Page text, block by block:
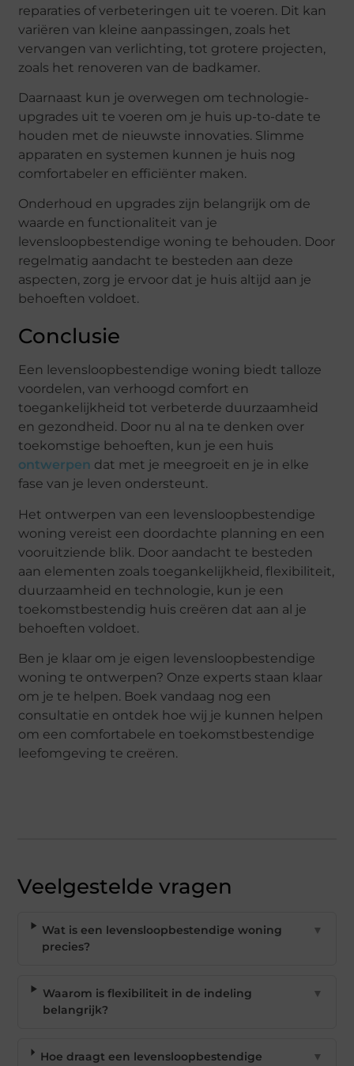
reparaties of verbeteringen uit te voeren. Dit kan
variëren van kleine aanpassingen, zoals het
vervangen van verlichting, tot grotere projecten,
zoals het renoveren van de badkamer.
Daarnaast kun je overwegen om technologie-
upgrades uit te voeren om je huis up-to-date te
houden met de nieuwste innovaties. Slimme
apparaten en systemen kunnen je huis nog
comfortabeler en efficiënter maken.
Onderhoud en upgrades zijn belangrijk om de
waarde en functionaliteit van je
levensloopbestendige woning te behouden. Door
regelmatig aandacht te besteden aan deze
aspecten, zorg je ervoor dat je huis altijd aan je
behoeften voldoet.
Conclusie
Een levensloopbestendige woning biedt talloze
voordelen, van verhoogd comfort en
toegankelijkheid tot verbeterde duurzaamheid
en gezondheid. Door nu al na te denken over
toekomstige behoeften, kun je een huis
ontwerpen dat met je meegroeit en je in elke
fase van je leven ondersteunt.
Het ontwerpen van een levensloopbestendige
woning vereist een doordachte planning en een
vooruitziende blik. Door aandacht te besteden
aan elementen zoals toegankelijkheid, flexibiliteit,
duurzaamheid en technologie, kun je een
toekomstbestendig huis creëren dat aan al je
behoeften voldoet.
Ben je klaar om je eigen levensloopbestendige
woning te ontwerpen? Onze experts staan klaar
om je te helpen. Boek vandaag nog een
consultatie en ontdek hoe wij je kunnen helpen
om een comfortabele en toekomstbestendige
leefomgeving te creëren.
Veelgestelde vragen
Wat is een levensloopbestendige woning
precies?
▼
Waarom is flexibiliteit in de indeling
belangrijk?
▼
Hoe draagt een levensloopbestendige
▼